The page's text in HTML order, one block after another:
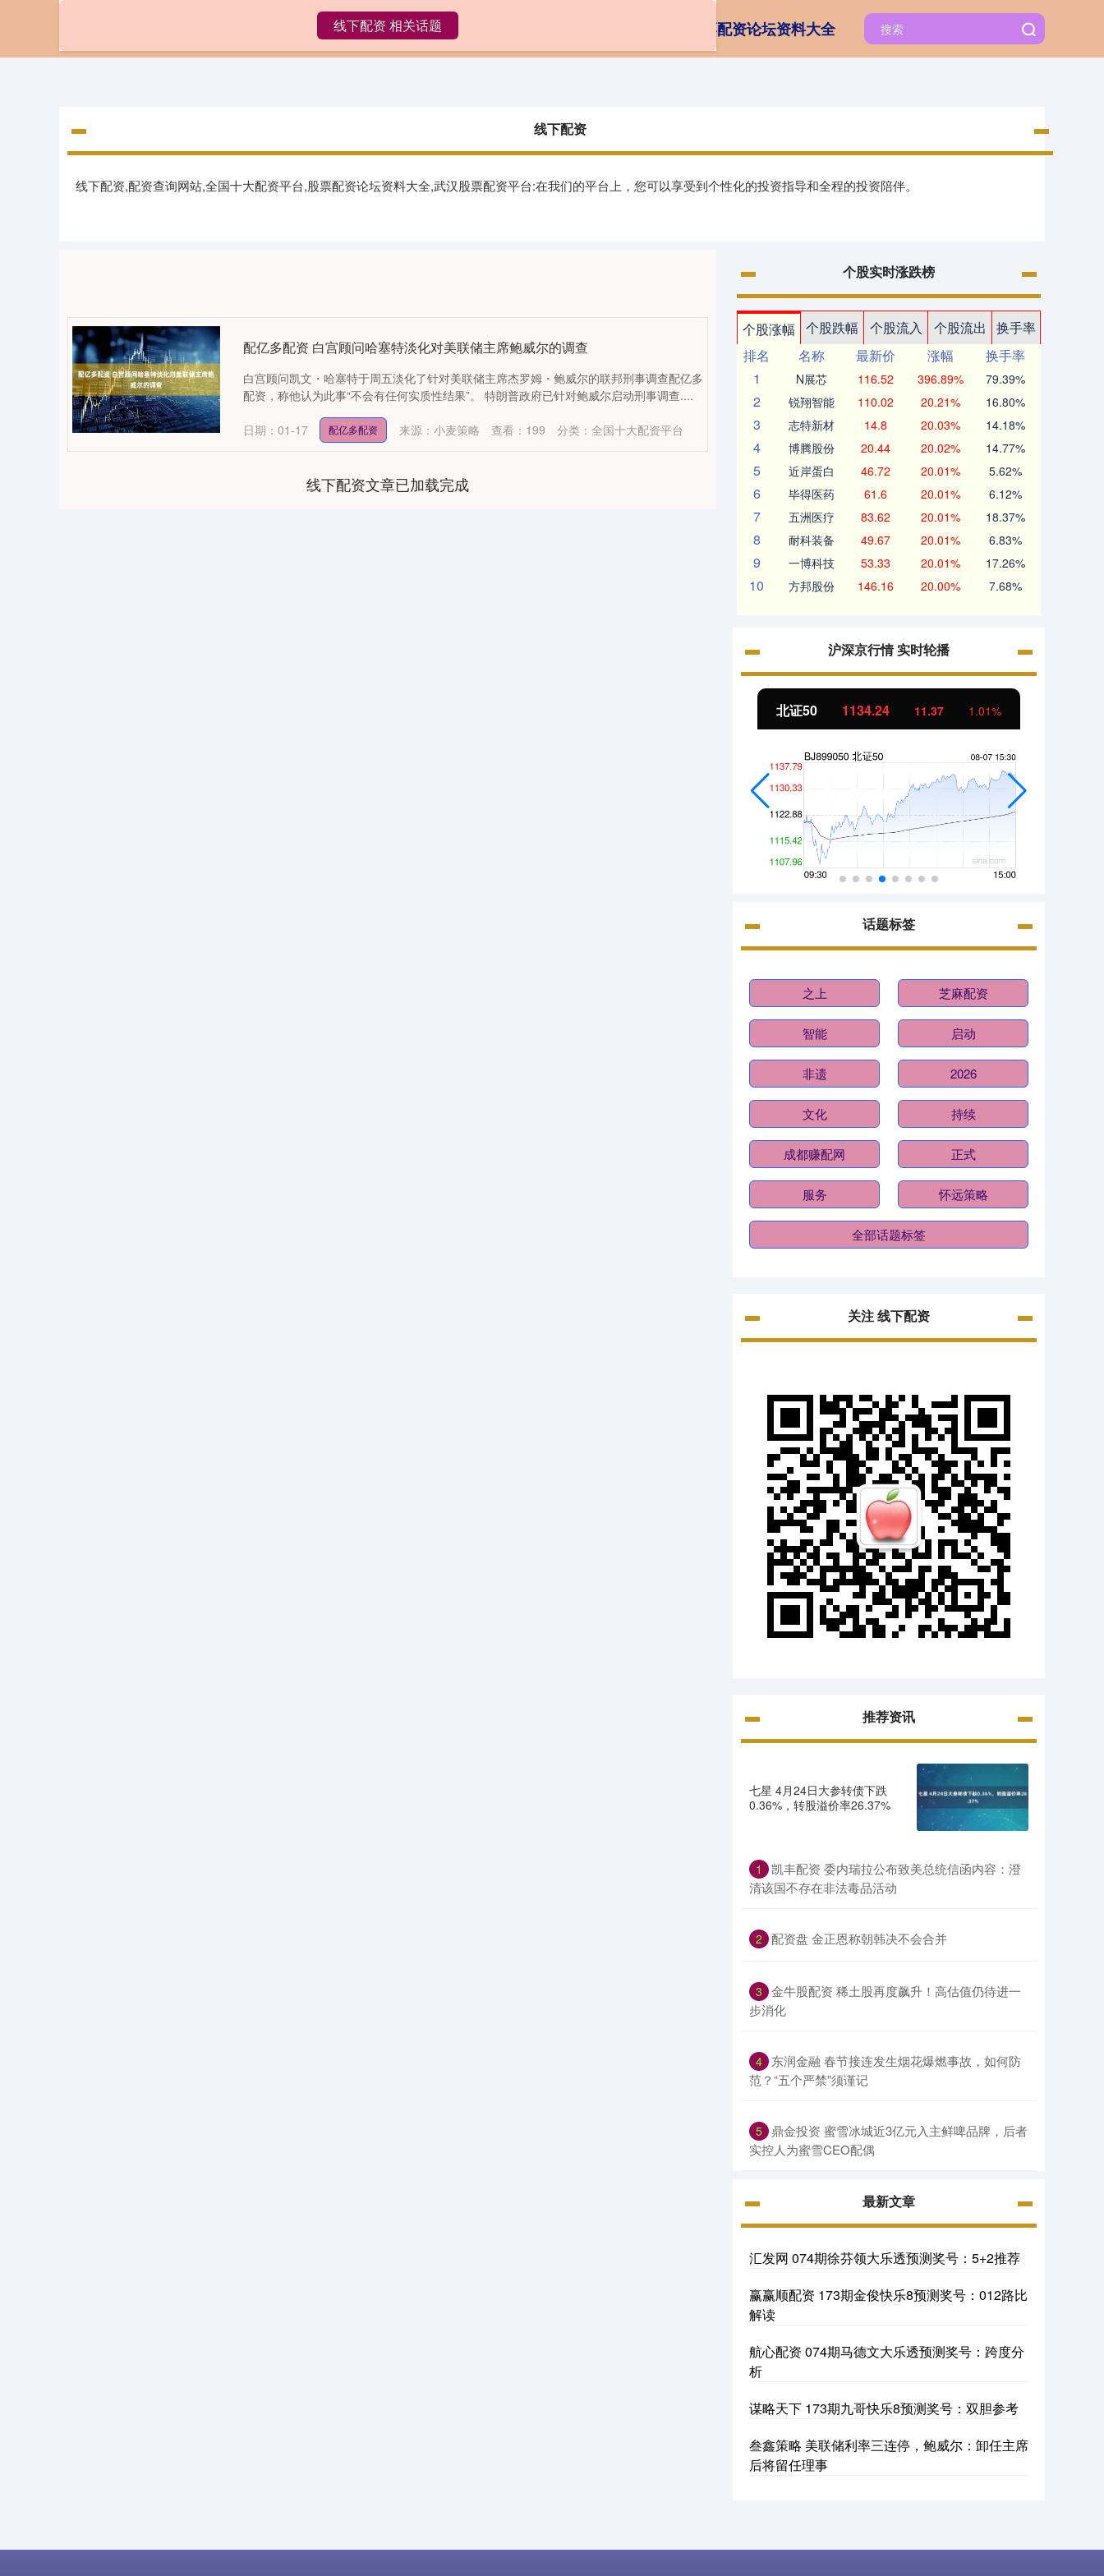
线下配资 配资查询网站 股票配资论坛资料大全
线下配资
线下配资,配资查询网站,全国十大配资平台,股票配资论坛资料大全,武汉股票配资平台:在我们的平台上，您可以享受到个性化的投资指导和全程的投资陪伴。
线下配资 相关话题
配亿多配资 白宫顾问哈塞特淡化对美联储主席鲍威尔的调查
白宫顾问凯文・哈塞特于周五淡化了针对美联储主席杰罗姆・鲍威尔的联邦刑事调查配亿多
配资，称他认为此事“不会有任何实质性结果”。 特朗普政府已针对鲍威尔启动刑事调查....
日期：01-17 配亿多配资 来源：小麦策略 查看： 199 分类： 全国十大配资平台
线下配资文章已加载完成
个股实时涨跌榜
个股涨幅 个股跌幅 个股流入 个股流出
换手率
排名
名称 最新价 涨幅
换手率
1
N展芯 116.52 396.89% 79.39%
2 锐翔智能 110.02 20.21% 16.80%
3 志特新材 14.8 20.03% 14.18%
4 博腾股份 20.44 20.02% 14.77%
5 近岸蛋白 46.72 20.01% 5.62%
6 毕得医药 61.6 20.01% 6.12%
7 五洲医疗 83.62 20.01% 18.37%
8 耐科装备 49.67 20.01% 6.83%
9 一博科技 53.33 20.01% 17.26%
10 方邦股份 146.16 20.00% 7.68%
沪深京行情 实时轮播
北证50 1134.24 11.37 1.01%
话题标签
之上 芝麻配资
智能 启动
非遗 2026
文化 持续
成都赚配网 正式
服务 怀远策略
全部话题标签
关注 线下配资
推荐资讯
七星 4月24日大参转债下跌
0.36%，转股溢价率26.37%
1
凯丰配资 委内瑞拉公布致美总统信函内容：澄
清该国不存在非法毒品活动
2 配资盘 金正恩称朝韩决不会合并
3 金牛股配资 稀土股再度飙升！高估值仍待进一
步消化
4 东润金融 春节接连发生烟花爆燃事故，如何防
范？“五个严禁”须谨记
5 鼎金投资 蜜雪冰城近3亿元入主鲜啤品牌，后者
实控人为蜜雪CEO配偶
最新文章
汇发网 074期徐芬领大乐透预测奖号：5+2推荐
赢赢顺配资 173期金俊快乐8预测奖号：012路比
解读
航心配资 074期马德文大乐透预测奖号：跨度分
析
谋略天下 173期九哥快乐8预测奖号：双胆参考
叁鑫策略 美联储利率三连停，鲍威尔：卸任主席
后将留任理事